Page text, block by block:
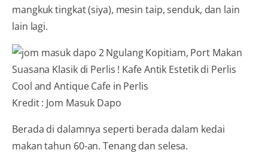
mangkuk tingkat (siya), mesin taip, senduk, dan lain
lain lagi.
Kredit : Jom Masuk Dapo
Berada di dalamnya seperti berada dalam kedai
makan tahun 60-an. Tenang dan selesa.